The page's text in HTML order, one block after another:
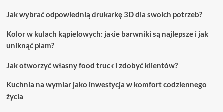
mogą
Jak wybrać odpowiednią drukarkę 3D dla swoich potrzeb?
Kolor w kulach kąpielowych: jakie barwniki są najlepsze i jak
uniknąć plam?
Jak otworzyć własny food truck i zdobyć klientów?
Kuchnia na wymiar jako inwestycja w komfort codziennego
życia